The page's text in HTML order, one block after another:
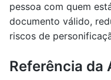
pessoa com quem
documento válido,
riscos de
Referência da